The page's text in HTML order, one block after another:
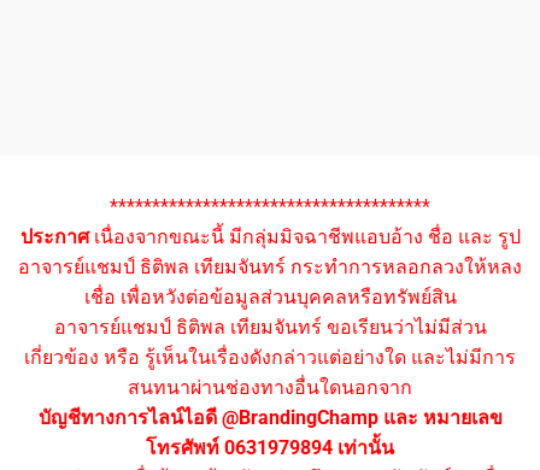
**************************************
ประกาศเนื่องจากขณะนี้ มีกลุ่มมิจฉาชีพแอบอ้าง ชื่อ และ รูป
อาจารย์แชมป์ ธิติพล เทียมจันทร์ กระทำการหลอกลวงให้หลง
เชื่อ เพื่อหวังต่อข้อมูลส่วนบุคคลหรือทรัพย์สิน
อาจารย์แชมป์ ธิติพล เทียมจันทร์ ขอเรียนว่าไม่มีส่วน
เกี่ยวข้อง หรือ รู้เห็นในเรื่องดังกล่าวแต่อย่างใด และไม่มีการ
สนทนาผ่านช่องทางอื่นใดนอกจาก
บัญชีทางการไลน์ไอดี @BrandingChamp และ หมายเลข
โทรศัพท์ 0631979894 เท่านั้น